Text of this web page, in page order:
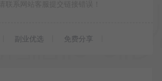
副业优选 免费分享